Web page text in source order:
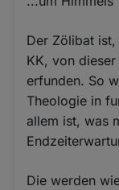
Der Zölibat
KK, von
erfunden. So
Theologie in
allem ist, was
Die werden